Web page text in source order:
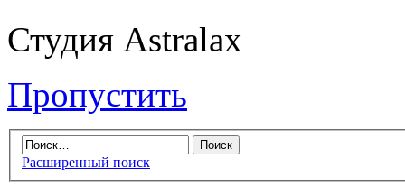
Студия Astralax
Пропустить
Расширенный поиск